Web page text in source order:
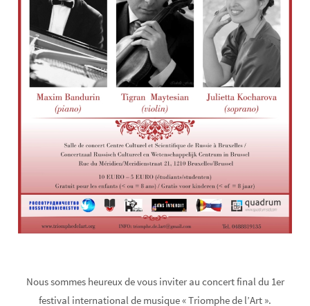
Nous sommes heureux de vous inviter au concert final du 1er
festival international de musique « Triomphe de l’Art ».